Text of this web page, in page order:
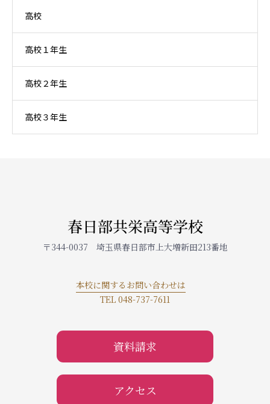
高校
高校１年生
高校２年生
高校３年生
春日部共栄高等学校
〒344-0037 埼玉県春日部市上大増新田213番地
本校に関するお問い合わせは
TEL 048-737-7611
資料請求
アクセス